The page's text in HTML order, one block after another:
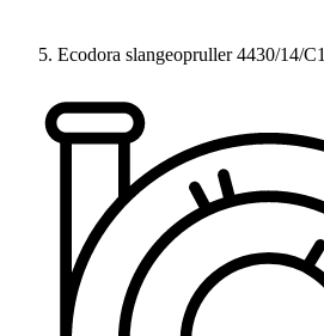
Ecodora slangeopruller 4430/14/C1